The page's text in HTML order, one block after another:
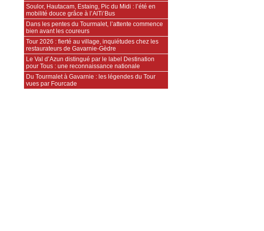
Soulor, Hautacam, Estaing, Pic du Midi : l’été en
mobilité douce grâce à l’AlTi’Bus
Dans les pentes du Tourmalet, l’attente commence
bien avant les coureurs
Tour 2026 : fierté au village, inquiétudes chez les
restaurateurs de Gavarnie‑Gèdre
Le Val d’Azun distingué par le label Destination
pour Tous : une reconnaissance nationale
Du Tourmalet à Gavarnie : les légendes du Tour
vues par Fourcade